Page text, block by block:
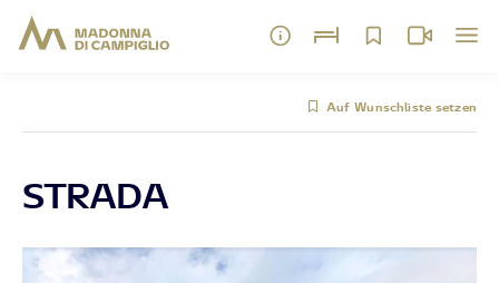
Auf Wunschliste setzen
STRADA